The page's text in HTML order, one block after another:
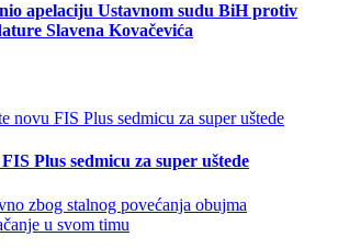
apelaciju Ustavnom sudu BiH protiv
Slavena Kovačevića
Plus sedmicu za super uštede